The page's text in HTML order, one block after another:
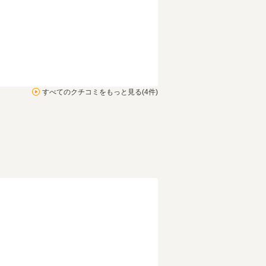
すべてのクチコミをもっと見る(4件)